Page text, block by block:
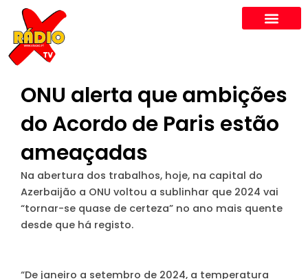
content
ONU alerta que ambições
do Acordo de Paris estão
ameaçadas
Na abertura dos trabalhos, hoje, na capital do
Azerbaijão a ONU voltou a sublinhar que 2024 vai
“tornar-se quase de certeza” no ano mais quente
desde que há registo.
“De janeiro a setembro de 2024, a temperatura